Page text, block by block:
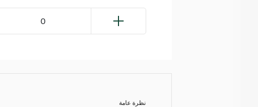
0
نظرة عامة